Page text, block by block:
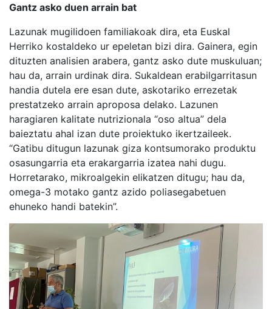
Gantz asko duen arrain bat
Lazunak mugilidoen familiakoak dira, eta Euskal
Herriko kostaldeko ur epeletan bizi dira. Gainera, egin
dituzten analisien arabera, gantz asko dute muskuluan;
hau da, arrain urdinak dira. Sukaldean erabilgarritasun
handia dutela ere esan dute, askotariko errezetak
prestatzeko arrain aproposa delako. Lazunen
haragiaren kalitate nutrizionala “oso altua” dela
baieztatu ahal izan dute proiektuko ikertzaileek.
“Gatibu ditugun lazunak giza kontsumorako produktu
osasungarria eta erakargarria izatea nahi dugu.
Horretarako, mikroalgekin elikatzen ditugu; hau da,
omega-3 motako gantz azido poliasegabetuen
ehuneko handi batekin”.